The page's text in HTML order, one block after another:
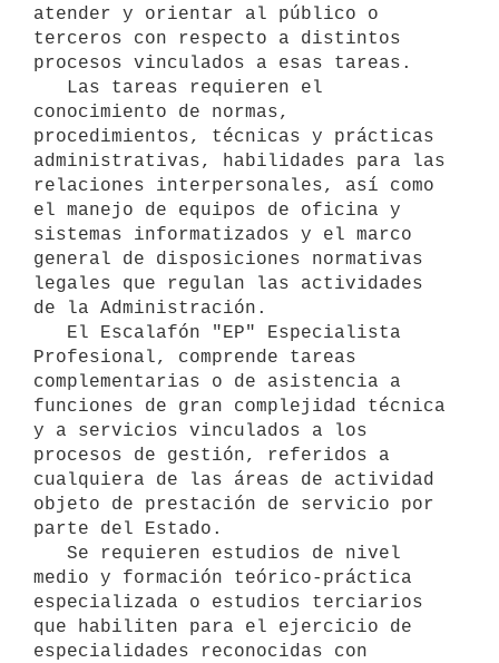
atender y orientar al público o
terceros con respecto a distintos
procesos vinculados a esas tareas.
conocimiento de normas,
procedimientos, técnicas y prácticas
administrativas, habilidades para las
relaciones interpersonales, así como
el manejo de equipos de oficina y
sistemas informatizados y el marco
general de disposiciones normativas
legales que regulan las actividades
de la Administración.
Profesional, comprende tareas
complementarias o de asistencia a
funciones de gran complejidad técnica
y a servicios vinculados a los
procesos de gestión, referidos a
cualquiera de las áreas de actividad
objeto de prestación de servicio por
parte del Estado.
medio y formación teórico-práctica
especializada o estudios terciarios
que habiliten para el ejercicio de
especialidades reconocidas con